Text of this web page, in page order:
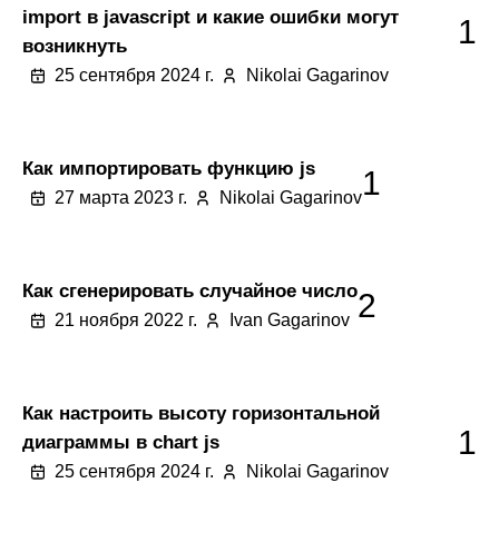
import в javascript и какие ошибки могут
возникнуть
25 сентября 2024 г. Nikolai Gagarinov
1
Как импортировать функцию js
27 марта 2023 г. Nikolai Gagarinov1
Как сгенерировать случайное число
21 ноября 2022 г. Ivan Gagarinov 2
Как настроить высоту горизонтальной
диаграммы в chart js
25 сентября 2024 г. Nikolai Gagarinov
1